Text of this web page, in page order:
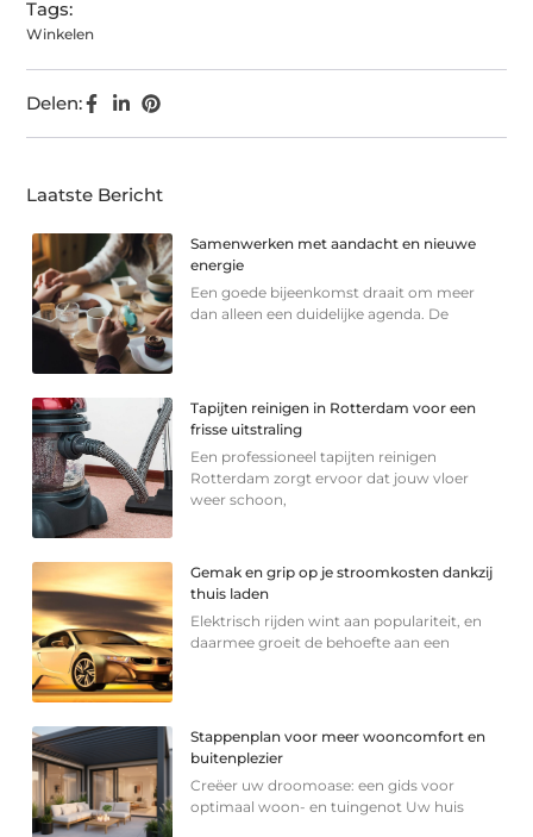
Tags:
Winkelen
Delen:
Laatste Bericht
Samenwerken met aandacht en nieuwe
energie
Een goede bijeenkomst draait om meer
dan alleen een duidelijke agenda. De
Tapijten reinigen in Rotterdam voor een
frisse uitstraling
Een professioneel tapijten reinigen
Rotterdam zorgt ervoor dat jouw vloer
weer schoon,
Gemak en grip op je stroomkosten dankzij
thuis laden
Elektrisch rijden wint aan populariteit, en
daarmee groeit de behoefte aan een
Stappenplan voor meer wooncomfort en
buitenplezier
Creëer uw droomoase: een gids voor
optimaal woon- en tuingenot Uw huis